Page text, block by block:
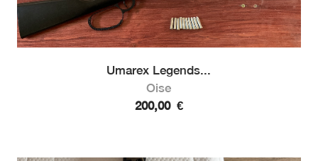
Umarex Legends...
Oise
200,00 €